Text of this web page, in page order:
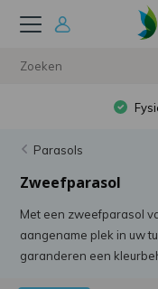
Parasols
Zweefparasol
Met een zweefparasol
aangename plek in uw
garanderen een